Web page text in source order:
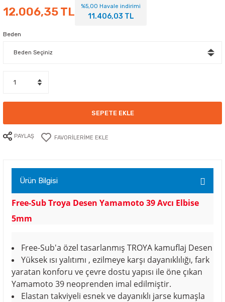
12.006,35 TL %5,00 Havale indirimi
11.406,03 TL
Beden
SEPETE EKLE
PAYLAŞ
Ürün Bilgisi
Free-Sub Troya Desen Yamamoto 39 Avcı Elbise
5mm
Free-Sub'a özel tasarlanmış TROYA kamuflaj Desen
Yüksek ısı yalıtımı , ezilmeye karşı dayanıklılığı, fark
yaratan konforu ve çevre dostu yapısı ile öne çıkan
Yamamoto 39 neoprenden imal edilmiştir.
Elastan takviyeli esnek ve dayanıklı jarse kumaşla